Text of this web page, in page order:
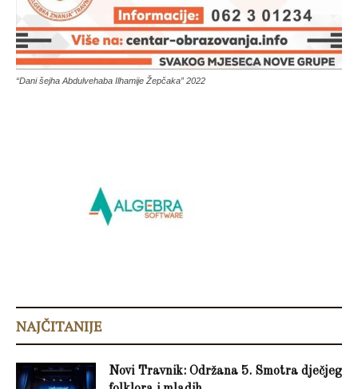
“Dani šejha Abdulvehaba Ilhamije Žepčaka” 2022
NAJČITANIJE
Novi Travnik: Održana 5. Smotra dječjeg